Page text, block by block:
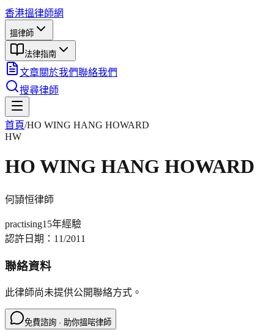
香港搵律師網
搵律師
法律指南
文章關於我們聯絡我們
搜尋律師
首頁/HO WING HANG HOWARD
HW
HO WING HANG HOWARD
何頴恒律師
practising15年經驗
認許日期： 11/2011
聯絡資料
此律師尚未提供公開聯絡方式。
免費諮詢 · 助你搵啱律師